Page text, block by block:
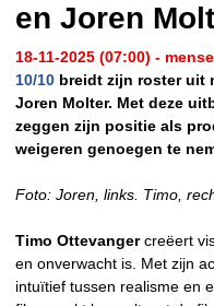
en Joren
18-11-2025 (07:00) -
10/10 breidt zijn roster uit
Joren Molter. Met deze
zeggen zijn positie als
weigeren genoegen te
Foto: Joren, links. Timo,
Timo Ottevangercreëert
en onverwacht is. Met zijn
intuïtief tussen realisme en